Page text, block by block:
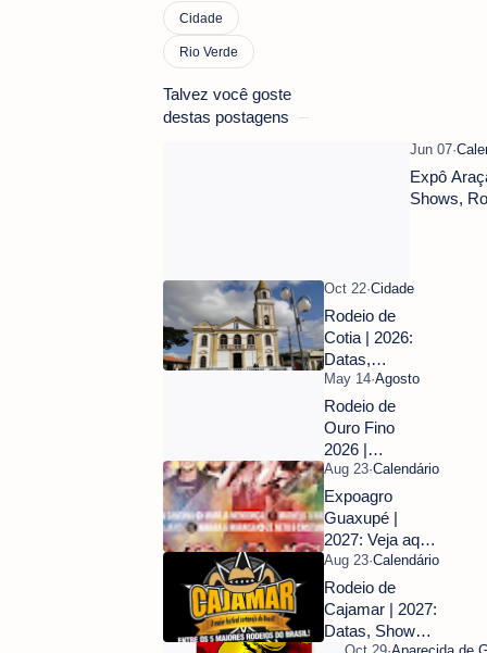
Talvez você goste
destas postagens
Expô
Shows,
Rodeio de
Cotia | 2026:
Datas,
Shows e
Ingressos
Rodeio de
Ouro Fino
2026 |
Shows,
Ingressos e
PBR
Expoagro
Guaxupé |
2027: Veja aqui
todas as
informações
Rodeio de
Cajamar | 2027:
Datas, Shows e